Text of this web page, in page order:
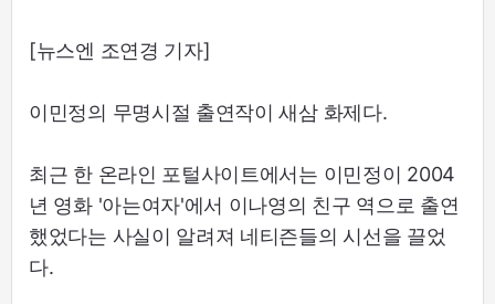
[뉴스엔 조연경 기자]
이민정의 무명시절 출연작이 새삼 화제다.
최근 한 온라인 포털사이트에서는 이민정이 2004
년 영화 '아는여자'에서 이나영의 친구 역으로 출연
했었다는 사실이 알려져 네티즌들의 시선을 끌었
다.